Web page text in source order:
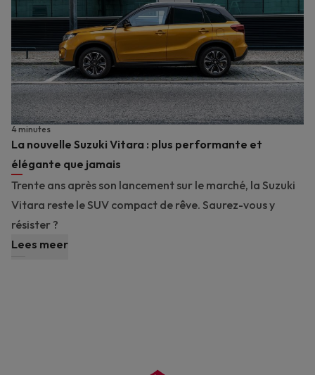
La nouvelle Suzuki Vitara : plus performante et
élégante que jamais
4 minutes
Trente ans après son lancement sur le marché, la Suzuki
Vitara reste le SUV compact de rêve. Saurez-vous y
résister ?
Lees meer